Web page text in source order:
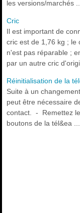
les versions/marchés ...
Cric
Il est important de
cric est de 1,76 kg ; le
n'est pas réparable ;
par un autre cric
Réinitialisation de la
Suite à un
peut être nécessaire
contact. - Remettez
boutons de la tél&ea ...